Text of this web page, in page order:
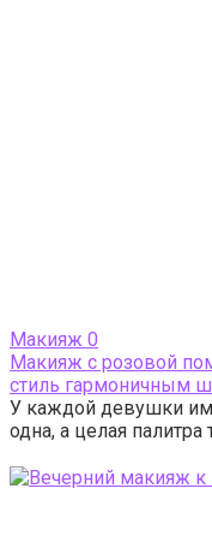
Макияж 0
Макияж с розовой
стиль гармоничным
У каждой девушки
одна, а целая палитра